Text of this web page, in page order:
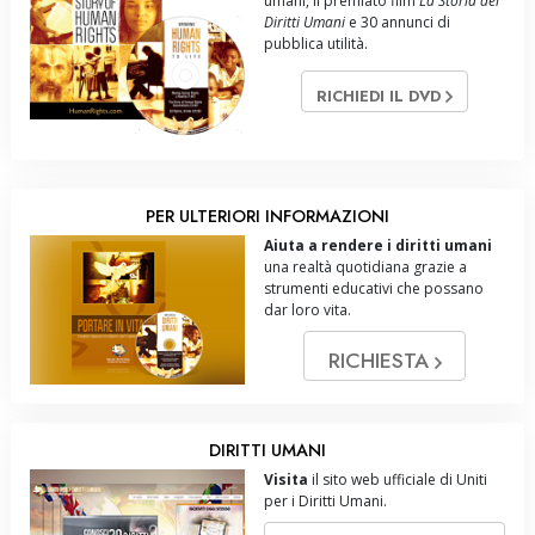
Diritti Umani e 30 annunci di
pubblica utilità.
RICHIEDI IL DVD
PER ULTERIORI INFORMAZIONI
Aiuta a rendere i diritti umani
una realtà quotidiana grazie a
strumenti educativi che possano
dar loro vita.
RICHIESTA
DIRITTI UMANI
Visita il sito web ufficiale di Uniti
per i Diritti Umani.